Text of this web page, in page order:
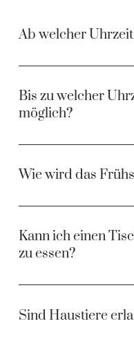
Ab welcher
Bis zu welcher
möglich?
Wie wird das
Kann ich einen
zu essen?
Sind Haustiere